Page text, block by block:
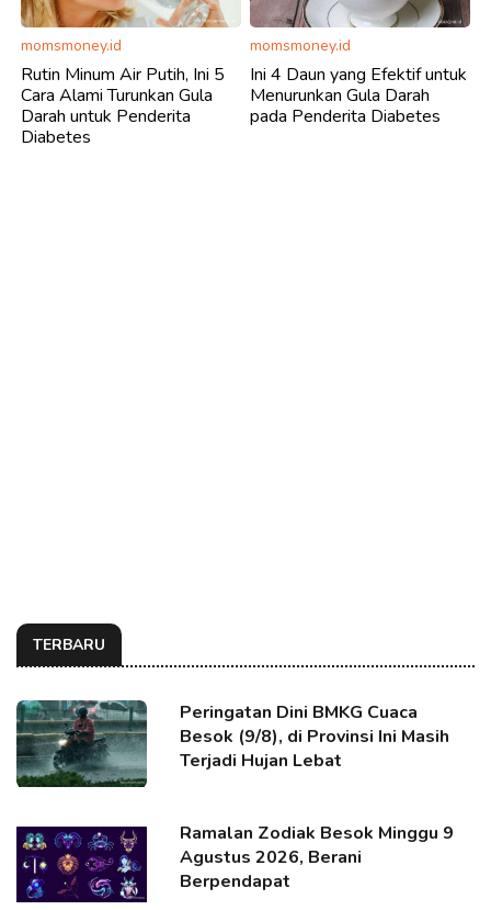
momsmoney.id
Rutin Minum Air Putih, Ini 5
Cara Alami Turunkan Gula
Darah untuk Penderita
Diabetes
momsmoney.id
Ini 4 Daun yang Efektif untuk
Menurunkan Gula Darah
pada Penderita Diabetes
TERBARU
Peringatan Dini BMKG Cuaca
Besok (9/8), di Provinsi Ini Masih
Terjadi Hujan Lebat
Ramalan Zodiak Besok Minggu 9
Agustus 2026, Berani
Berpendapat